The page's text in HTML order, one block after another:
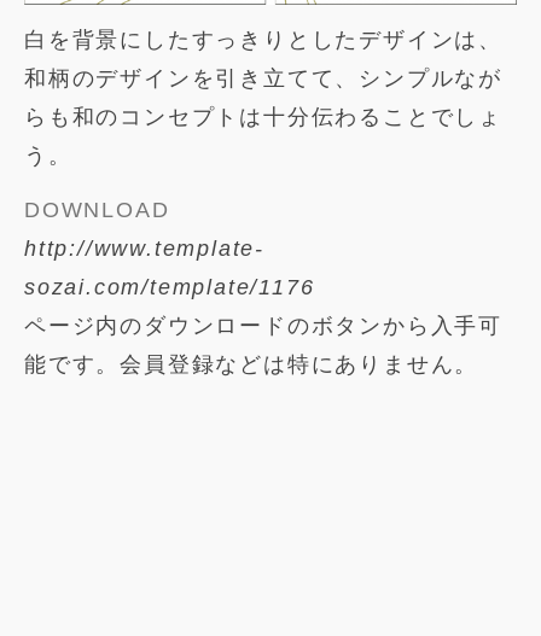
白を背景にしたすっきりとしたデザインは、
和柄のデザインを引き立てて、シンプルなが
らも和のコンセプトは十分伝わることでしょ
う。
DOWNLOAD
http://www.template-
sozai.com/template/1176
ページ内のダウンロードのボタンから入手可
能です。会員登録などは特にありません。